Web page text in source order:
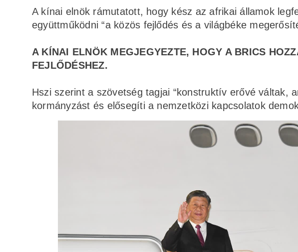
A kínai elnök rámutatott, hogy kész az afrikai államok
együttműködni “a közös fejlődés és a világbéke
A KÍNAI ELNÖK MEGJEGYEZTE, HOGY A BRICS
FEJLŐDÉSHEZ.
Hszi szerint a szövetség tagjai “konstruktív erővé váltak,
kormányzást és elősegíti a nemzetközi kapcsolatok